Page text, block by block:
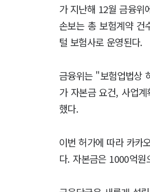
가 지난해 12월 금융위
손보는 총 보험계약 건
털 보험사로 운영된다.
금융위는 "보험업법상
가 자본금 요건, 사업
했다.
이번 허가에 따라 카카
다. 자본금은 1000억